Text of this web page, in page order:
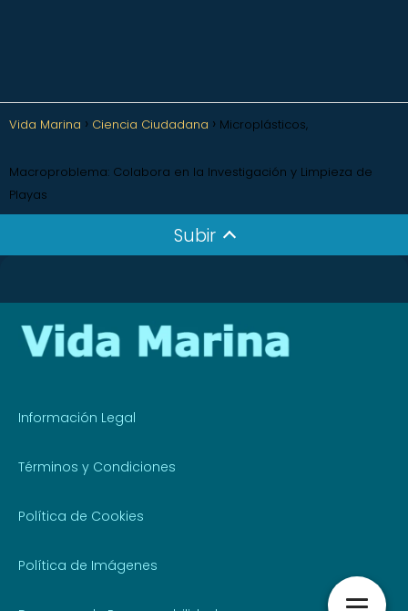
Vida Marina Ciencia Ciudadana Microplásticos,
Macroproblema: Colabora en la Investigación y Limpieza de
Playas
Subir
Información Legal
Términos y Condiciones
Política de Cookies
Política de Imágenes